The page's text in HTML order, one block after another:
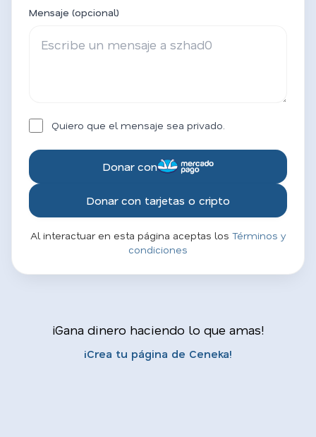
Mensaje (opcional)
Quiero que el mensaje sea privado.
Donar con
Donar con tarjetas o cripto
Al interactuar en esta página aceptas los Términos y
condiciones
¡Gana dinero haciendo lo que amas!
¡Crea tu página de Ceneka!